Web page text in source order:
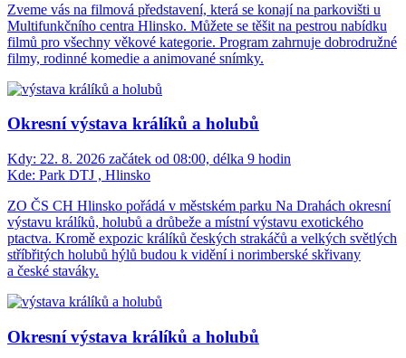
Zveme vás na filmová představení, která se konají na parkovišti u
Multifunkčního centra Hlinsko. Můžete se těšit na pestrou nabídku
filmů pro všechny věkové kategorie. Program zahrnuje dobrodružné
filmy, rodinné komedie a animované snímky.
Okresní výstava králíků a holubů
Kdy: 22. 8. 2026 začátek od 08:00, délka 9 hodin
Kde: Park DTJ , Hlinsko
ZO ČS CH Hlinsko pořádá v městském parku Na Drahách okresní
výstavu králíků, holubů a drůbeže a místní výstavu exotického
ptactva. Kromě expozic králíků českých strakáčů a velkých světlých
stříbřitých holubů hýlů budou k vidění i norimberské skřivany
a české staváky.
Okresní výstava králíků a holubů